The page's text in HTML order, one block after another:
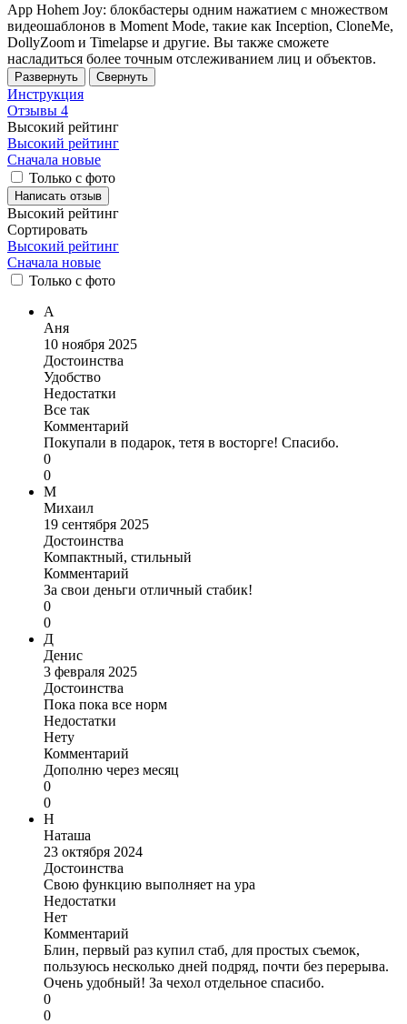
App Hohem Joy: блокбастеры одним нажатием с множеством
видеошаблонов в Moment Mode, такие как Inception, CloneMe,
DollyZoom и Timelapse и другие. Вы также сможете
насладиться более точным отслеживанием лиц и объектов.
Развернуть Свернуть
Инструкция
Отзывы 4
Высокий рейтинг
Высокий рейтинг
Сначала новые
Только с фото
Написать отзыв
Высокий рейтинг
Сортировать
Высокий рейтинг
Сначала новые
Только с фото
А
Аня
10 ноября 2025
Достоинства
Удобство
Недостатки
Все так
Комментарий
Покупали в подарок, тетя в восторге! Спасибо.
0
0
М
Михаил
19 сентября 2025
Достоинства
Компактный, стильный
Комментарий
За свои деньги отличный стабик!
0
0
Д
Денис
3 февраля 2025
Достоинства
Пока пока все норм
Недостатки
Нету
Комментарий
Дополню через месяц
0
0
Н
Наташа
23 октября 2024
Достоинства
Свою функцию выполняет на ура
Недостатки
Нет
Комментарий
Блин, первый раз купил стаб, для простых съемок,
пользуюсь несколько дней подряд, почти без перерыва.
Очень удобный! За чехол отдельное спасибо.
0
0